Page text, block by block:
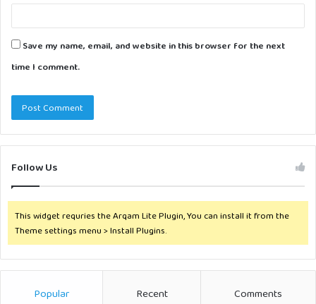
Save my name, email, and website in this browser for the next
time I comment.
Follow Us
This widget requries the Arqam Lite Plugin, You can install it from the
Theme settings menu > Install Plugins.
Popular Recent Comments